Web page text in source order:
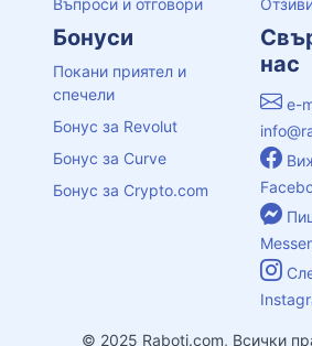
Бонуси
Покани приятел и
спечели
Бонус за Revolut
Бонус за Curve
Бонус за Crypto.com
нас
e-
© 2025 Raboti.com, Всички